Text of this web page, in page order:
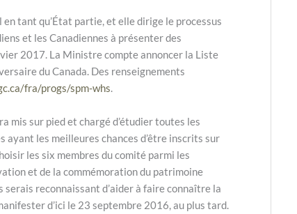
en tant qu’État partie, et elle dirige le processus
et les Canadiennes à présenter des
2017. La Ministre compte annoncer la Liste
du Canada. Des renseignements
fra/progs/spm-whs.
mis sur pied et chargé d’étudier toutes les
les meilleures chances d’être inscrits sur
les six membres du comité parmi les
et de la commémoration du patrimoine
reconnaissant d’aider à faire connaître la
d’ici le 23 septembre 2016, au plus tard.